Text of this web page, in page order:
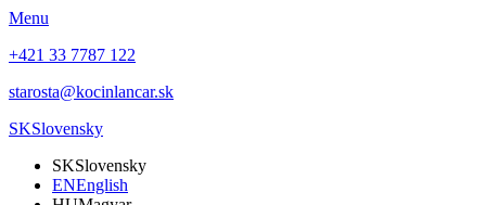
Menu
+421 33 7787 122
starosta@kocinlancar.sk
SKSlovensky
SKSlovensky
ENEnglish